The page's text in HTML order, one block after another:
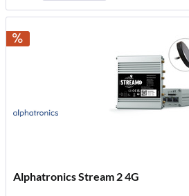
Alphatronics Stream 2 4G